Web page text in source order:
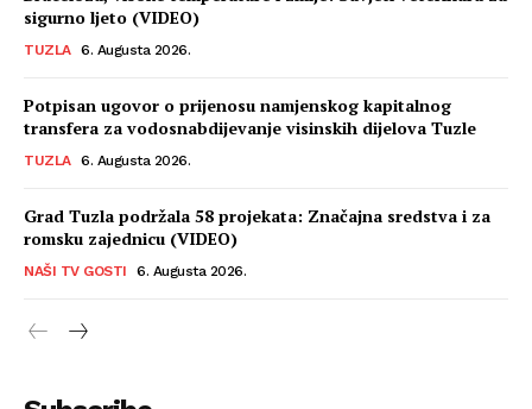
sigurno ljeto (VIDEO)
TUZLA 6. Augusta 2026.
Potpisan ugovor o prijenosu namjenskog kapitalnog
transfera za vodosnabdijevanje visinskih dijelova Tuzle
TUZLA 6. Augusta 2026.
Grad Tuzla podržala 58 projekata: Značajna sredstva i za
romsku zajednicu (VIDEO)
NAŠI TV GOSTI 6. Augusta 2026.